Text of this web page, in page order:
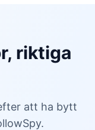
riktiga
att ha bytt